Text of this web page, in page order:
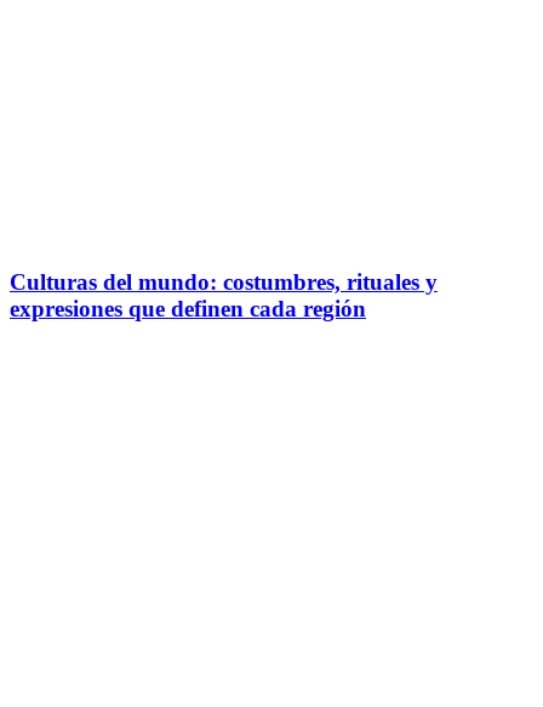
Culturas del mundo: costumbres, rituales y
expresiones que definen cada región